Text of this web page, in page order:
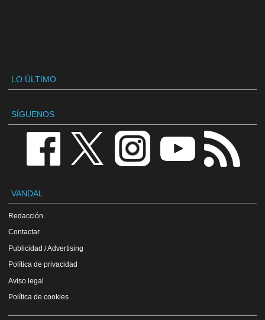
LO ÚLTIMO
SÍGUENOS
VANDAL
Redacción
Contactar
Publicidad / Advertising
Política de privacidad
Aviso legal
Política de cookies